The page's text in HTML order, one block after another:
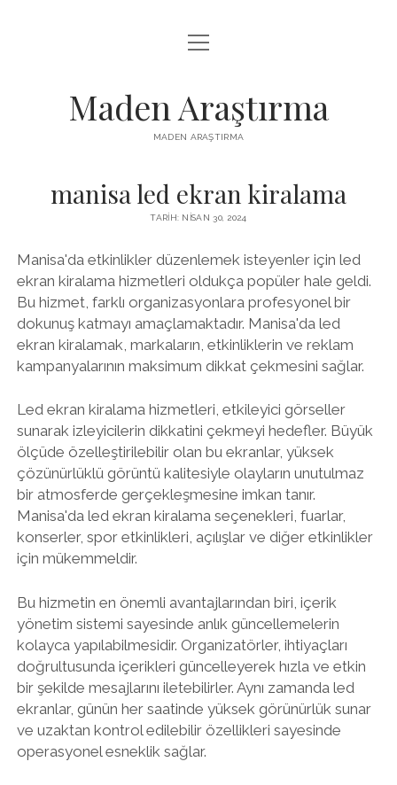
LISTE
SAYFA LISTESI
menüyü
aç
Maden Araştırma
MADEN ARAŞTIRMA
manisa led ekran kiralama
TARIH: NISAN 30, 2024
Manisa'da etkinlikler düzenlemek isteyenler için led
ekran kiralama hizmetleri oldukça popüler hale geldi.
Bu hizmet, farklı organizasyonlara profesyonel bir
dokunuş katmayı amaçlamaktadır. Manisa'da led
ekran kiralamak, markaların, etkinliklerin ve reklam
kampanyalarının maksimum dikkat çekmesini sağlar.
Led ekran kiralama hizmetleri, etkileyici görseller
sunarak izleyicilerin dikkatini çekmeyi hedefler. Büyük
ölçüde özelleştirilebilir olan bu ekranlar, yüksek
çözünürlüklü görüntü kalitesiyle olayların unutulmaz
bir atmosferde gerçekleşmesine imkan tanır.
Manisa'da led ekran kiralama seçenekleri, fuarlar,
konserler, spor etkinlikleri, açılışlar ve diğer etkinlikler
için mükemmeldir.
Bu hizmetin en önemli avantajlarından biri, içerik
yönetim sistemi sayesinde anlık güncellemelerin
kolayca yapılabilmesidir. Organizatörler, ihtiyaçları
doğrultusunda içerikleri güncelleyerek hızla ve etkin
bir şekilde mesajlarını iletebilirler. Aynı zamanda led
ekranlar, günün her saatinde yüksek görünürlük sunar
ve uzaktan kontrol edilebilir özellikleri sayesinde
operasyonel esneklik sağlar.